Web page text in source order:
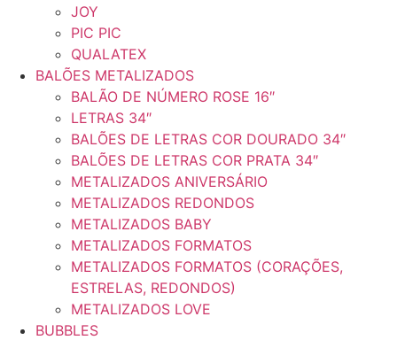
JOY
PIC PIC
QUALATEX
BALÕES METALIZADOS
BALÃO DE NÚMERO ROSE 16″
LETRAS 34″
BALÕES DE LETRAS COR DOURADO 34″
BALÕES DE LETRAS COR PRATA 34″
METALIZADOS ANIVERSÁRIO
METALIZADOS REDONDOS
METALIZADOS BABY
METALIZADOS FORMATOS
METALIZADOS FORMATOS (CORAÇÕES,
ESTRELAS, REDONDOS)
METALIZADOS LOVE
BUBBLES